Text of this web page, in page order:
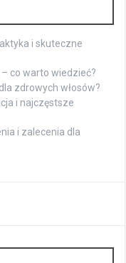
i skuteczne
co warto wiedzieć?
zdrowych włosów?
i najczęstsze
i zalecenia dla